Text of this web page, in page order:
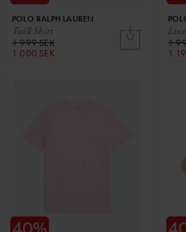
Twill Shirt
POLO RALPH LAUREN
1 999 SEK
1 000 SEK
1
1